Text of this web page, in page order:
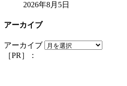
2026年8月5日
アーカイブ
アーカイブ
［PR］：